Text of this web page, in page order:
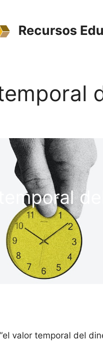
Recursos
valor temporal del